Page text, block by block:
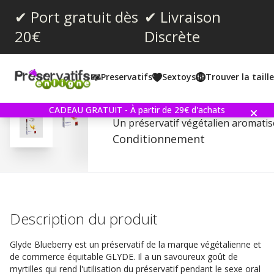
✔ Port gratuit dès
20€
✔ Livraison
Discrète
Preservatifs Sextoys Trouver la
CADEAU GRATUIT - À partir de 29€ d'achats
Note moyenne:
3.5 votes:
2
Glyde Blueberry -
Un préservatif végétalien
Conditionnement
Description du produit
Glyde Blueberry est un préservatif de la marque végétalienne et
de commerce équitable GLYDE. Il a un savoureux goût de
myrtilles qui rend l'utilisation du préservatif pendant le sexe oral